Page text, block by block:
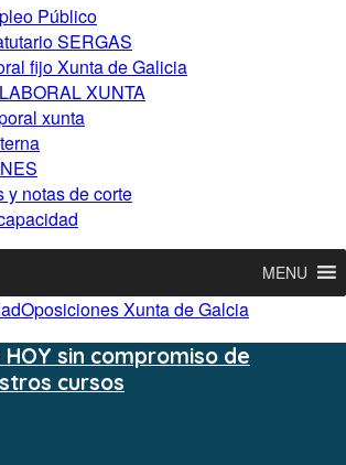
Público
SERGAS
fijo Xunta de Galicia
XUNTA
xunta
y notas de corte
MENU
Oposiciones Xunta de Galcia
sin compromiso de
cursos